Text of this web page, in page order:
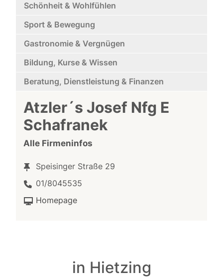
Schönheit & Wohlfühlen
Sport & Bewegung
Gastronomie & Vergnügen
Bildung, Kurse & Wissen
Beratung, Dienstleistung & Finanzen
Atzler´s Josef Nfg E
Schafranek
Alle Firmeninfos
Speisinger Straße 29
01/8045535
Homepage
in Hietzing